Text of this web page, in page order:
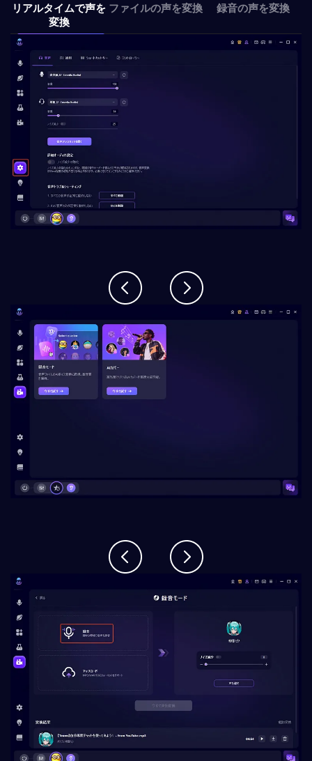
リアルタイムで声を
変換
ファイルの声を変換 録音の声を変換